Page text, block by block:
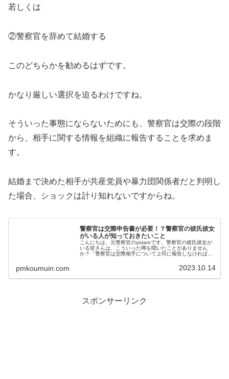
若しくは
②警察官を辞めて結婚する
このどちらかを勧めるはずです。
かなり厳しい選択を迫るわけですね。
そういった事態にならないためにも、警察官は交際の段階
から、相手に関する情報を組織に報告することを求めま
す。
結婚まで決めた相手が共産党員や暴力団関係者だと判明し
た場合、ショックは計り知れないですからね。
警察官は交際申告書が必要！？警察官の彼氏彼女
がいる人が知っておきたいこと
こんにちは、元警察官のyotaroです。警察官の彼氏彼女が
いる皆さんは、こういった噂を聞いたことがありません
か？「警察官は交際相手について上司に報告しなければな
pmkoumuin.com 2023.10.14
スポンサーリンク